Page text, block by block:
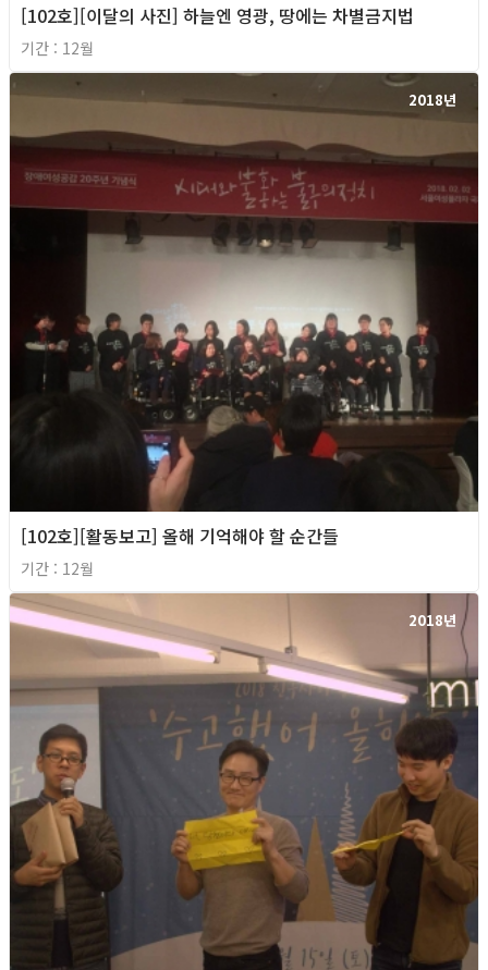
[102호][이달의 사진] 하늘엔 영광, 땅에는 차별금지법
기간 : 12월
2018년
[102호][활동보고] 올해 기억해야 할 순간들
기간 : 12월
2018년